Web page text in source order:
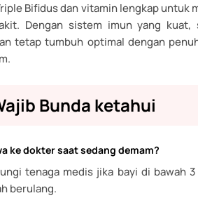
Bifidus dan vitamin lengkap untuk
Dengan sistem imun yang
tetap tumbuh optimal dengan
Bunda ketahui
ke dokter saat sedang demam?
tenaga medis jika bayi di bawah
berulang.